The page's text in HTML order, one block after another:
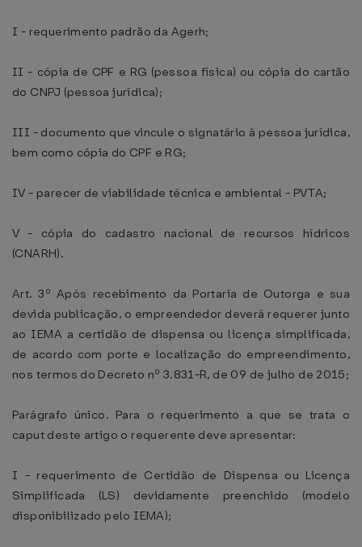
I - requerimento padrão da Agerh;
II - cópia de CPF e RG (pessoa física) ou cópia do cartão
do CNPJ (pessoa jurídica);
III - documento que vincule o signatário à pessoa jurídica,
bem como cópia do CPF e RG;
IV - parecer de viabilidade técnica e ambiental - PVTA;
V - cópia do cadastro nacional de recursos hídricos
(CNARH).
Art. 3º Após recebimento da Portaria de Outorga e sua
devida publicação, o empreendedor deverá requerer junto
ao IEMA a certidão de dispensa ou licença simplificada,
de acordo com porte e localização do empreendimento,
nos termos do Decreto nº 3.831-R, de 09 de julho de 2015;
Parágrafo único. Para o requerimento a que se trata o
caput deste artigo o requerente deve apresentar:
I - requerimento de Certidão de Dispensa ou Licença
Simplificada (LS) devidamente preenchido (modelo
disponibilizado pelo IEMA);